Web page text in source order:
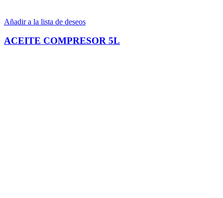
Añadir a la lista de deseos
ACEITE COMPRESOR 5L